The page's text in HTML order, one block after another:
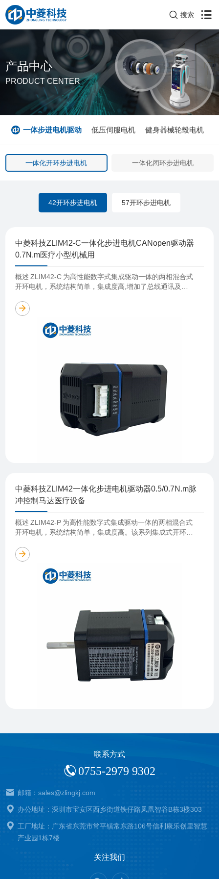
搜索
产品中心
PRODUCT CENTER
一体步进电机驱动 低压伺服电机 健身器械轮毂电机
一体化开环步进电机 一体化闭环步进电机
42开环步进电机 57开环步进电机
中菱科技ZLIM42-C一体化步进电机CANopen驱动器
0.7N.m医疗小型机械用
概述 ZLIM42-C 为高性能数字式集成驱动一体的两相混合式
开环电机，系统结构简单，集成度高,增加了总线通讯及单
CANopen 协议的 ……
中菱科技ZLIM42一体化步进电机驱动器0.5/0.7N.m脉
冲控制马达医疗设备
概述 ZLIM42-P 为高性能数字式集成驱动一体的两相混合式
开环电机，系统结构简单，集成度高。该系列集成式开环步
进的数字滤波控制技术……
联系方式
0755-2979 9302
邮箱：sales@zlingkj.com
办公地址：深圳市宝安区西乡街道铁仔路凤凰智谷B栋3楼303
工厂地址：广东省东莞市常平镇常东路106号信利康乐创里智慧
产业园1栋7楼
关注我们